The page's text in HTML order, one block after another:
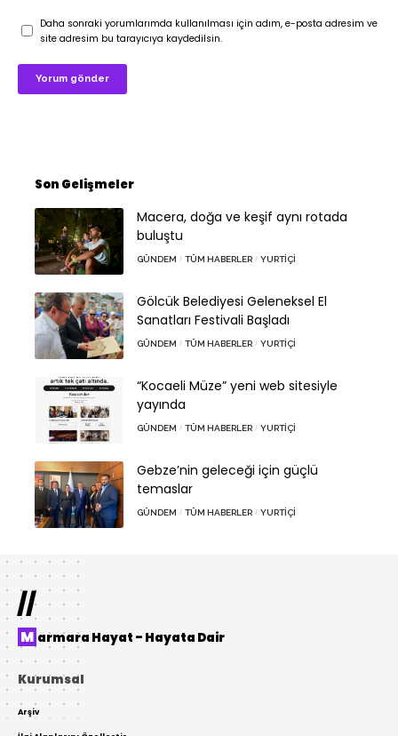
Daha sonraki yorumlarımda kullanılması için adım, e-posta adresim ve
site adresim bu tarayıcıya kaydedilsin.
Son Gelişmeler
Macera, doğa ve keşif aynı rotada
buluştu
GÜNDEM TÜM HABERLER YURTIÇI
Gölcük Belediyesi Geleneksel El
Sanatları Festivali Başladı
GÜNDEM TÜM HABERLER YURTIÇI
“Kocaeli Müze” yeni web sitesiyle
yayında
GÜNDEM TÜM HABERLER YURTIÇI
Gebze’nin geleceği için güçlü
temaslar
GÜNDEM TÜM HABERLER YURTIÇI
//
Marmara Hayat – Hayata Dair
Kurumsal
Arşiv